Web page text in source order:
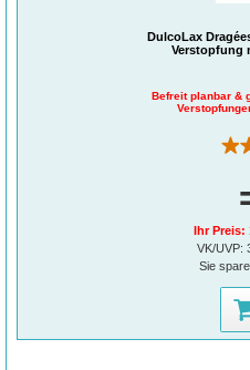
DulcoLax
Verstopfung
Befreit planbar &
Ihr Preis:
VK/UVP:
Sie